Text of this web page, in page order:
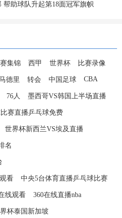
助球队升起第18面冠军旗帜
集锦 西甲 世界杯 比赛录像
德里 转会 中国足球 CBA
76人 墨西哥VS韩国上半场直播
赛直播乒乓球免费
世界杯新西兰VS埃及直播
名
看 中央5台体育直播乒乓球比赛
线观看 360在线直播nba
杯泰国新加坡